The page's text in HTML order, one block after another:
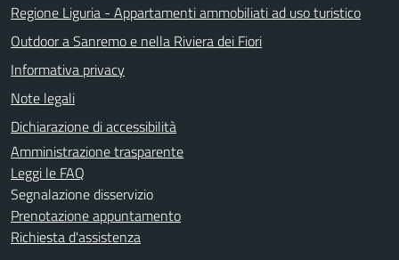
Regione Liguria - Appartamenti ammobiliati ad uso turistico
Outdoor a Sanremo e nella Riviera dei Fiori
Informativa privacy
Note legali
Dichiarazione di accessibilità
Amministrazione trasparente
Leggi le FAQ
Segnalazione disservizio
Prenotazione appuntamento
Richiesta d'assistenza